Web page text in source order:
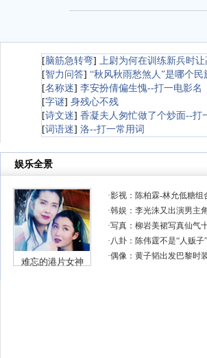
[脑筋急转弯] 上尉为何在训练新兵时让
[智力问答] “秋风秋雨愁煞人”是哪个民
[名称迷] 李安扮倩偏生愧--打一电影名
[字谜] 身残心不残
[诗文迷] 香凝夫人匆忙做了个炒面--打
[词语迷] 洛--打一常用词